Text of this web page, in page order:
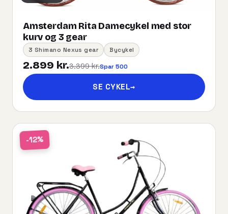
Amsterdam Rita Damecykel med stor
kurv og 3 gear
3 Shimano Nexus gear Bycykel
2.899 kr.3.399 kr.Spar 500
SE CYKEL→
-12%